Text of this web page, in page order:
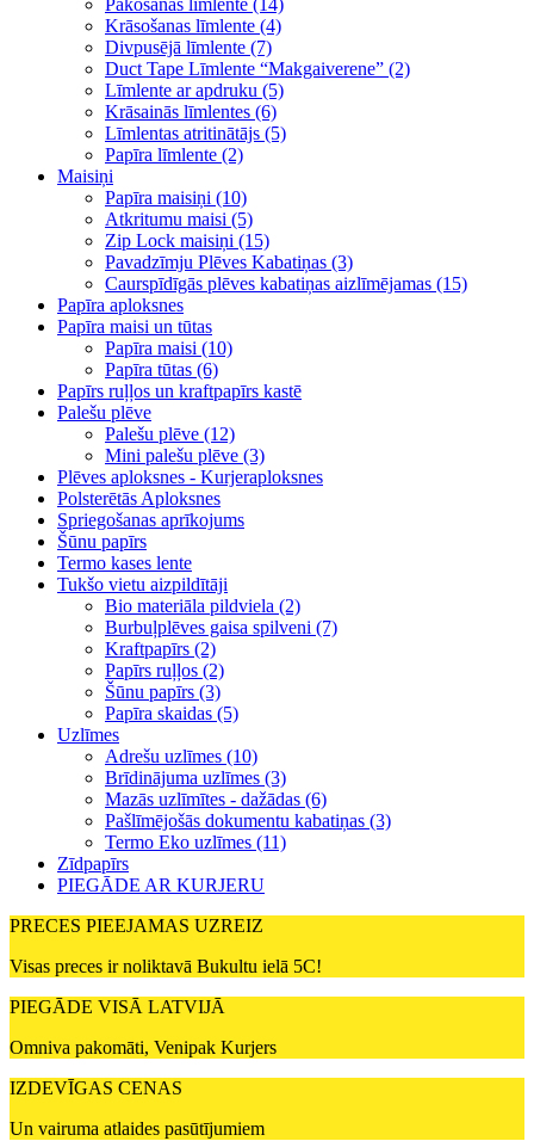
Pakošanas līmlente (14)
Krāsošanas līmlente (4)
Divpusējā līmlente (7)
Duct Tape Līmlente “Makgaiverene” (2)
Līmlente ar apdruku (5)
Krāsainās līmlentes (6)
Līmlentas atritinātājs (5)
Papīra līmlente (2)
Maisiņi
Papīra maisiņi (10)
Atkritumu maisi (5)
Zip Lock maisiņi (15)
Pavadzīmju Plēves Kabatiņas (3)
Caurspīdīgās plēves kabatiņas aizlīmējamas (15)
Papīra aploksnes
Papīra maisi un tūtas
Papīra maisi (10)
Papīra tūtas (6)
Papīrs ruļļos un kraftpapīrs kastē
Palešu plēve
Palešu plēve (12)
Mini palešu plēve (3)
Plēves aploksnes - Kurjeraploksnes
Polsterētās Aploksnes
Spriegošanas aprīkojums
Šūnu papīrs
Termo kases lente
Tukšo vietu aizpildītāji
Bio materiāla pildviela (2)
Burbuļplēves gaisa spilveni (7)
Kraftpapīrs (2)
Papīrs ruļļos (2)
Šūnu papīrs (3)
Papīra skaidas (5)
Uzlīmes
Adrešu uzlīmes (10)
Brīdinājuma uzlīmes (3)
Mazās uzlīmītes - dažādas (6)
Pašlīmējošās dokumentu kabatiņas (3)
Termo Eko uzlīmes (11)
Zīdpapīrs
PIEGĀDE AR KURJERU
PRECES PIEEJAMAS UZREIZ
Visas preces ir noliktavā Bukultu ielā 5C!
PIEGĀDE VISĀ LATVIJĀ
Omniva pakomāti, Venipak Kurjers
IZDEVĪGAS CENAS
Un vairuma atlaides pasūtījumiem